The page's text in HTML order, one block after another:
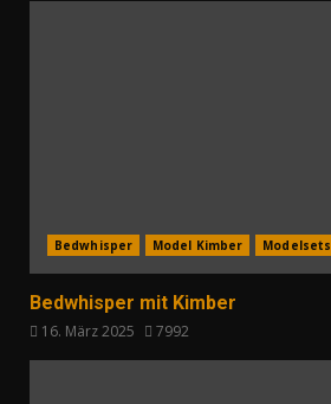
Bedwhisper Model Kimber Modelsets
Bedwhisper mit Kimber
16. März 2025 7992